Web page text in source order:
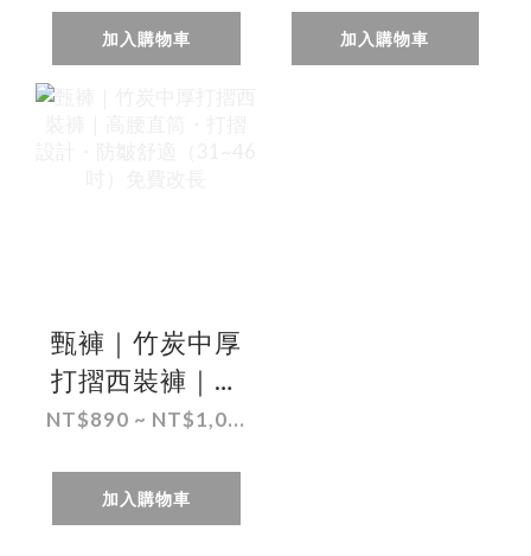
（44~48吋）免
費修改褲長
加入購物車
（44~46 吋）免
費修改褲長
加入購物車
甄褲｜竹炭中厚
打摺西裝褲｜高
腰直筒・打摺設
（31~46 吋）免
費改長
NT$890 ~ NT$1,0...
加入購物車